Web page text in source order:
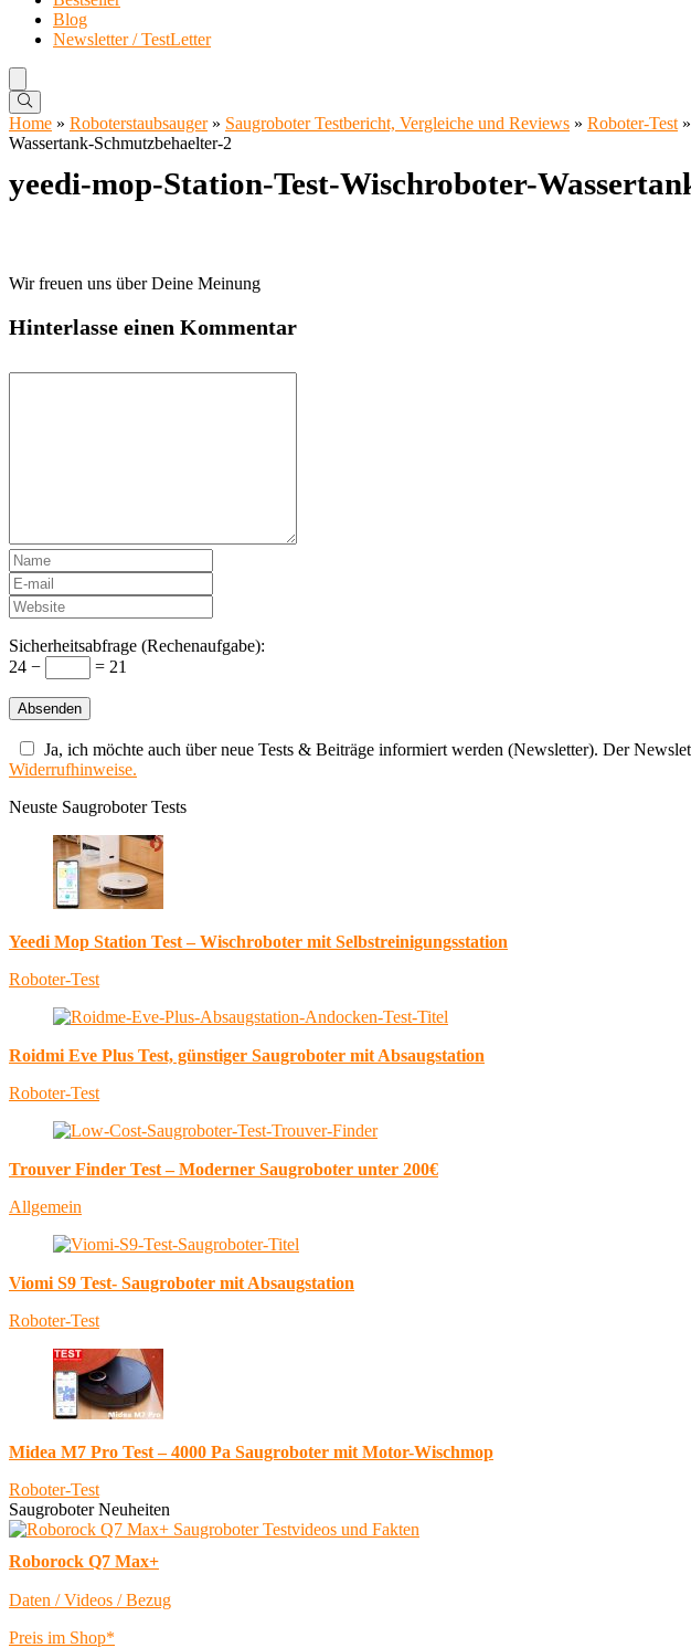
Blog
Newsletter / TestLetter
Home » Roboterstaubsauger» Saugroboter Testbericht, Vergleiche und Reviews » Roboter-Test »
Wassertank-Schmutzbehaelter-2
yeedi-mop-Station-Test-Wischroboter-
Wir freuen uns über Deine Meinung
Hinterlasse einen Kommentar
Sicherheitsabfrage (Rechenaufgabe):
24 −
= 21
Ja, ich möchte auch über neue Tests & Beiträge informiert werden (Newsletter). Der
Widerrufhinweise.
Neuste Saugroboter Tests
Yeedi Mop Station Test – Wischroboter mit Selbstreinigungsstation
Roboter-Test
Roidmi Eve Plus Test, günstiger Saugroboter mit Absaugstation
Roboter-Test
Trouver Finder Test – Moderner Saugroboter unter 200€
Allgemein
Viomi S9 Test- Saugroboter mit Absaugstation
Roboter-Test
Midea M7 Pro Test – 4000 Pa Saugroboter mit Motor-Wischmop
Roboter-Test
Saugroboter Neuheiten
Roborock Q7 Max+
Daten / Videos / Bezug
Preis im Shop*